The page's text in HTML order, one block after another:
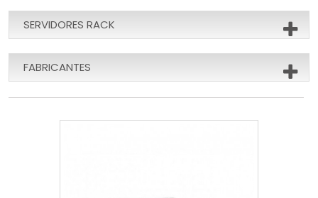
SERVIDORES RACK
FABRICANTES